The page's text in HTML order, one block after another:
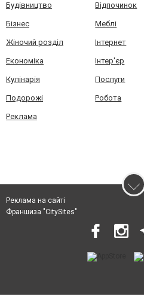
Будівництво Відпочинок
Бізнес Меблі
Жіночий розділ Інтернет
Економіка Інтер'єр
Кулінарія Послуги
Подорожі Робота
Реклама
Реклама на сайті
Франшиза "CitySites"